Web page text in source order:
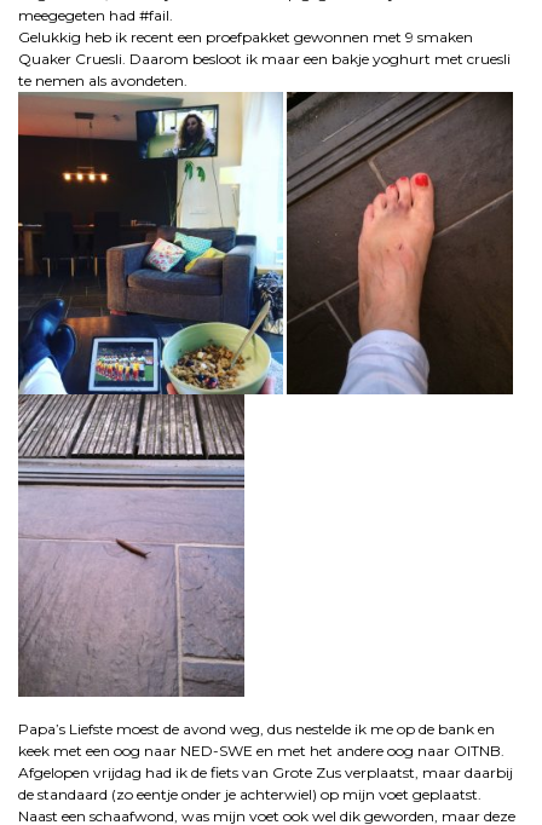
meegegeten had #fail.
Gelukkig heb ik recent een proefpakket gewonnen met 9 smaken
Quaker Cruesli. Daarom besloot ik maar een bakje yoghurt met cruesli
te nemen als avondeten.
Papa’s Liefste moest de avond weg, dus nestelde ik me op de bank en
keek met een oog naar NED-SWE en met het andere oog naar OITNB.
Afgelopen vrijdag had ik de fiets van Grote Zus verplaatst, maar daarbij
de standaard (zo eentje onder je achterwiel) op mijn voet geplaatst.
Naast een schaafwond, was mijn voet ook wel dik geworden, maar deze